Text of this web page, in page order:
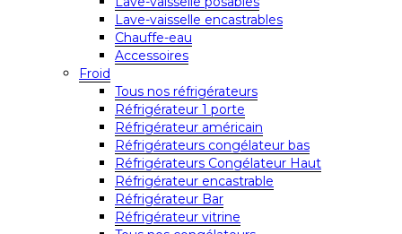
Lave-vaisselle encastrables
Chauffe-eau
Accessoires
Froid
Tous nos réfrigérateurs
Réfrigérateur 1 porte
Réfrigérateur américain
Réfrigérateurs congélateur bas
Réfrigérateurs Congélateur Haut
Réfrigérateur encastrable
Réfrigérateur Bar
Réfrigérateur vitrine